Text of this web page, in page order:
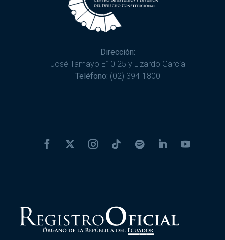
Dirección:
José Tamayo E10 25 y Lizardo García
Teléfono: (02) 394-1800